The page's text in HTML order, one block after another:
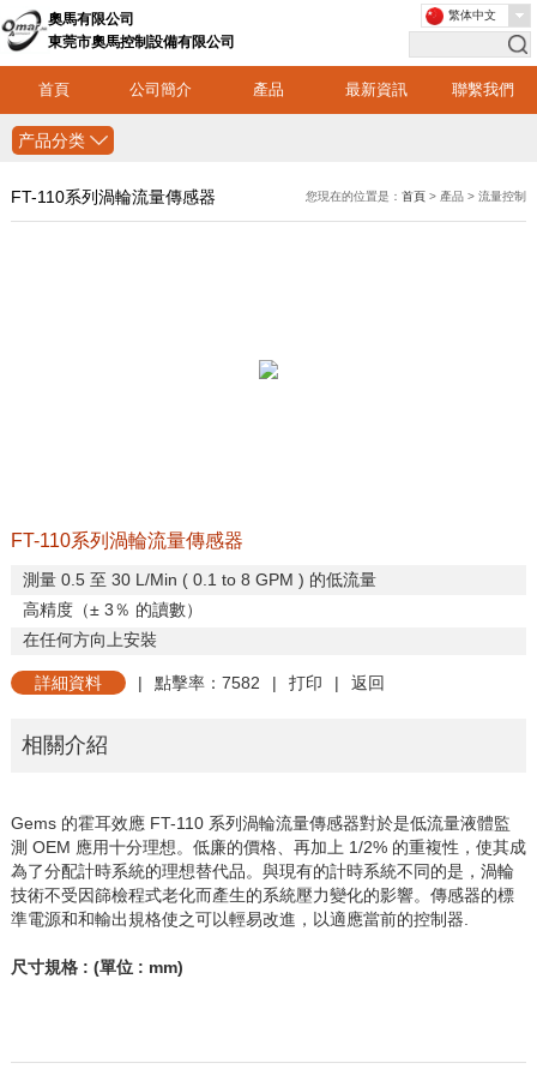
奧馬有限公司
東莞市奧馬控制設備有限公司
首頁 公司簡介 產品 最新資訊 聯繫我們
繁体中文
产品分类
FT-110系列渦輪流量傳感器 您現在的位置是：首頁 > 產品 > 流量控制
FT-110系列渦輪流量傳感器
測量 0.5 至 30 L/Min ( 0.1 to 8 GPM ) 的低流量
高精度（±3％ 的讀數）
在任何方向上安裝
詳細資料 | 點擊率：7582 | 打印 | 返回
相關介紹
Gems 的霍耳效應 FT-110 系列渦輪流量傳感器對於是低流量液體監
測 OEM 應用十分理想。低廉的價格、再加上 1/2% 的重複性，使其成
為了分配計時系統的理想替代品。與現有的計時系統不同的是，渦輪
技術不受因篩檢程式老化而產生的系統壓力變化的影響。傳感器的標
準電源和和輸出規格使之可以輕易改進，以適應當前的控制器
尺寸規格: (單位: mm)